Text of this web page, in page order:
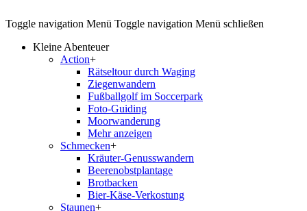
Toggle navigation Menü Toggle navigation Menü schließen
Kleine Abenteuer
Action+
Rätseltour durch Waging
Ziegenwandern
Fußballgolf im Soccerpark
Foto-Guiding
Moorwanderung
Mehr anzeigen
Schmecken+
Kräuter-Genusswandern
Beerenobstplantage
Brotbacken
Bier-Käse-Verkostung
Staunen+